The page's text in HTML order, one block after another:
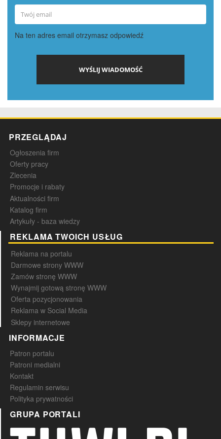
Na ten adres email otrzymasz odpowiedź
PRZEGLĄDAJ
Ogłoszenia firm
Oferty pracy
Zlecenia
Promocje i rabaty
Aktualności firm
Katalog firm
Artykuły - baza wiedzy
REKLAMA TWOICH USŁUG
Reklama na portalu
Darmowe strony WWW
Zamów stronę WWW
Wynajmij gotową stronę WWW
Oferta pozycjonowania
Reklama w Social Media
Sklepy internetowe
INFORMACJE
Patron portalu
Patroni medialni
Kontakt
Regulamin serwisu
Polityka prywatności
GRUPA PORTALI